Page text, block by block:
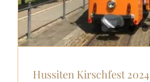
Hussiten Kirschfest 2024